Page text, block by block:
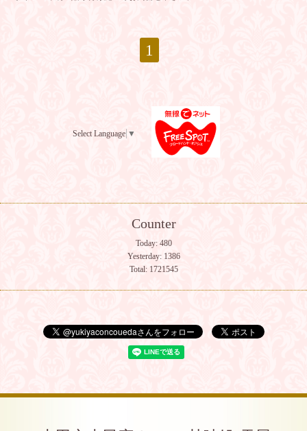
1
Select Language ▼
Counter
Today: 480
Yesterday: 1386
Total: 1721545